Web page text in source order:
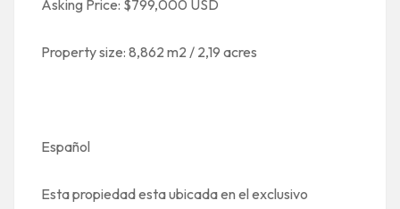
Asking Price: $799,000 USD
Property size: 8,862 m2 / 2,19 acres
Español
Esta propiedad esta ubicada en el exclusivo